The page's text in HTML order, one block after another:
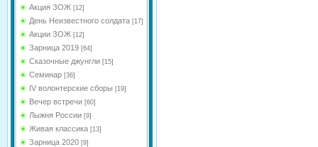
Акция ЗОЖ [12]
День Неизвестного солдата [17]
Акции ЗОЖ [12]
Зарница 2019 [64]
Сказочные джунгли [15]
Семинар [36]
IV волонтерские сборы [19]
Вечер встречи [60]
Лыжня России [9]
Живая классика [13]
Зарница 2020 [9]